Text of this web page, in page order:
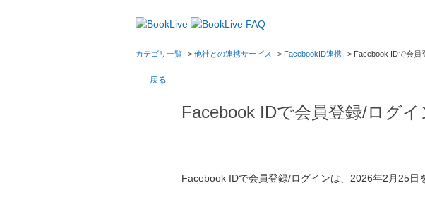
カテゴリ一覧 > 他社との連携サービス > FacebookID連携 > Facebook IDで会員
戻る
Facebook IDで会員登録/ログ
Facebook IDで会員登録/ログインは、2026年2月25日